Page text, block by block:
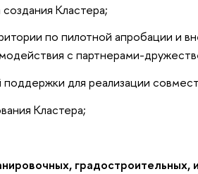
Кластера;
по пилотной апробации и
с партнерами-
для реализации
Кластера;
градостроительных,